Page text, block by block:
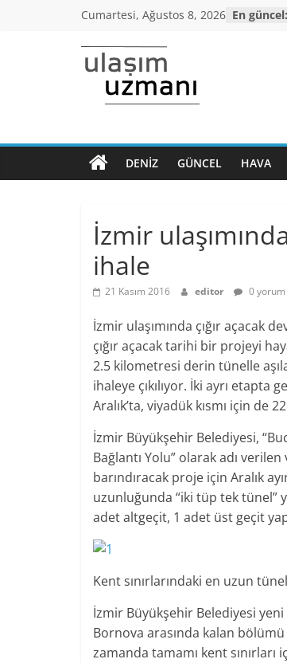
Cumartesi, Ağustos 8, 2026 En güncel:
Ulaşım
Uzmanı
UlaşımınDENIZ GÜNCEL HAVA
İzmir
ihale
21 Kasım 2016 editor 0 yorum
İzmir ulaşımında çığır açacak
çığır açacak tarihi bir projeyi
2.5 kilometresi derin tünelle
ihaleye çıkılıyor. İki ayrı etapta
Aralık’ta, viyadük kısmı için de
İzmir Büyükşehir Belediyesi,
Bağlantı Yolu” olarak adı
barındıracak proje için Aralık
uzunluğunda “iki tüp tek tünel”
adet altgeçit, 1 adet üst geçit
Kent sınırlarındaki en uzun tünel
İzmir Büyükşehir Belediyesi yeni
Bornova arasında kalan
zamanda tamamı kent